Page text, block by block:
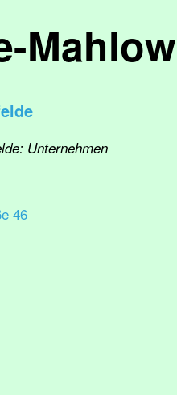
Mahlow
Unternehmen
46